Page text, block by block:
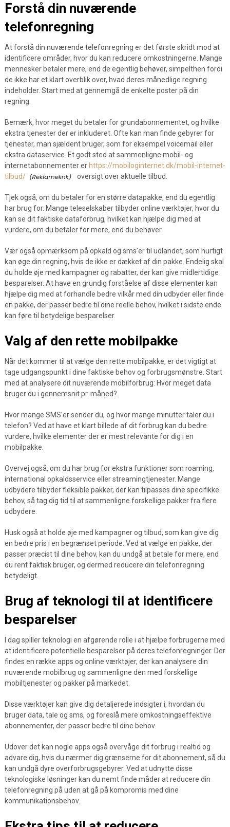
Forstå din nuværende
telefonregning
At forstå din nuværende telefonregning er det første skridt mod at
identificere områder, hvor du kan reducere omkostningerne. Mange
mennesker betaler mere, end de egentlig behøver, simpelthen fordi
de ikke har et klart overblik over, hvad deres månedlige regning
indeholder. Start med at gennemgå de enkelte poster på din
regning.
Bemærk, hvor meget du betaler for grundabonnementet, og hvilke
ekstra tjenester der er inkluderet. Ofte kan man finde gebyrer for
tjenester, man sjældent bruger, som for eksempel voicemail eller
ekstra dataservice. Et godt sted at sammenligne mobil- og
internetabonnementer er https://mobiloginternet.dk/mobil-internet-
tilbud/
oversigt over aktuelle tilbud.
Tjek også, om du betaler for en større datapakke, end du egentlig
har brug for. Mange teleselskaber tilbyder online værktøjer, hvor du
kan se dit faktiske dataforbrug, hvilket kan hjælpe dig med at
vurdere, om du betaler for mere, end du behøver.
Vær også opmærksom på opkald og sms’er til udlandet, som hurtigt
kan øge din regning, hvis de ikke er dækket af din pakke. Endelig skal
du holde øje med kampagner og rabatter, der kan give midlertidige
besparelser. At have en grundig forståelse af disse elementer kan
hjælpe dig med at forhandle bedre vilkår med din udbyder eller finde
en pakke, der passer bedre til dine reelle behov, hvilket i sidste ende
kan føre til betydelige besparelser.
Valg af den rette mobilpakke
Når det kommer til at vælge den rette mobilpakke, er det vigtigt at
tage udgangspunkt i dine faktiske behov og forbrugsmønstre. Start
med at analysere dit nuværende mobilforbrug: Hvor meget data
bruger du i gennemsnit pr. måned?
Hvor mange SMS’er sender du, og hvor mange minutter taler du i
telefon? Ved at have et klart billede af dit forbrug kan du bedre
vurdere, hvilke elementer der er mest relevante for dig i en
mobilpakke.
Overvej også, om du har brug for ekstra funktioner som roaming,
international opkaldsservice eller streamingtjenester. Mange
udbydere tilbyder fleksible pakker, der kan tilpasses dine specifikke
behov, så tag dig tid til at sammenligne forskellige pakker fra flere
udbydere.
Husk også at holde øje med kampagner og tilbud, som kan give dig
en bedre pris i en begrænset periode. Ved at vælge en pakke, der
passer præcist til dine behov, kan du undgå at betale for mere, end
du rent faktisk bruger, og dermed reducere din telefonregning
betydeligt.
Brug af teknologi til at identificere
besparelser
I dag spiller teknologi en afgørende rolle i at hjælpe forbrugerne med
at identificere potentielle besparelser på deres telefonregninger. Der
findes en række apps og online værktøjer, der kan analysere din
nuværende mobilbrug og sammenligne den med forskellige
mobiltjenester og pakker på markedet.
Disse værktøjer kan give dig detaljerede indsigter i, hvordan du
bruger data, tale og sms, og foreslå mere omkostningseffektive
abonnementer, der passer bedre til dine behov.
Udover det kan nogle apps også overvåge dit forbrug i realtid og
advare dig, hvis du nærmer dig grænserne for dit abonnement, så du
kan undgå dyre overforbrugsgebyrer. Ved at udnytte disse
teknologiske løsninger kan du nemt finde måder at reducere din
telefonregning på uden at gå på kompromis med dine
kommunikationsbehov.